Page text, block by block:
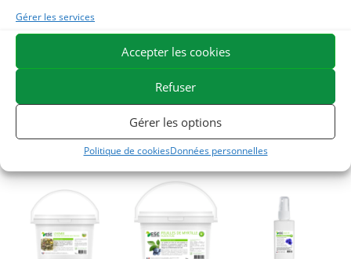
Gérer les services
Accepter les cookies
Refuser
Gérer les options
Politique de cookiesDonnées personnelles
dans la sélection et l’utilisation de principes actifs
végétaux appliqués aux soins de confort équins et
proposons la gamme de produits naturels pour
chevaux la plus large du marché.
Vous aimerez peut-être aussi…